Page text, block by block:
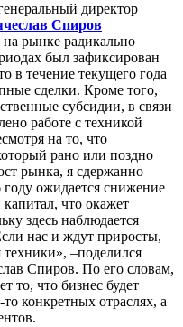
директор
Спиров
на рынке радикально
был зафиксирован
в течение текущего года
сделки. Кроме того,
субсидии, в связи
работе с техникой
на то, что
рано или поздно
рынка, я сдержанно
ожидается снижение
что окажет
здесь наблюдается
нас и ждут приросты,
–поделился
Спиров. По его словам,
то, что бизнес будет
конкретных отраслях, а